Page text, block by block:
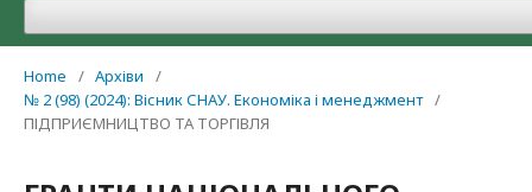
Home / Архіви
/
№ 2 (98) (2024): Вісник СНАУ. Економіка і менеджмент /
ПІДПРИЄМНИЦТВО ТА ТОРГІВЛЯ